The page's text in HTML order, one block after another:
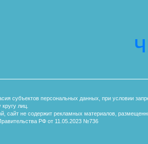
субъектов персональных данных, при условии
лиц.
сайт не содержит рекламных материалов,
РФ от 11.05.2023 №736